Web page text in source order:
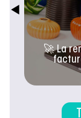
🚀 La